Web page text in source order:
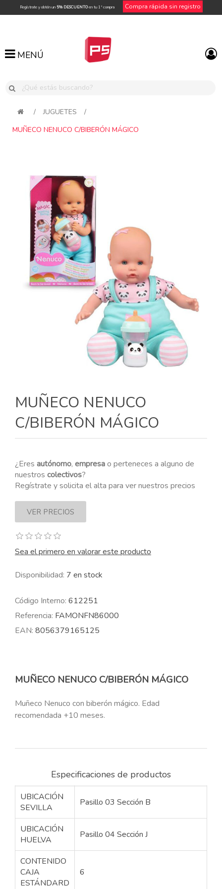
Regístrate y obtén un 5% DESCUENTOen tu 1ª compra Compra rápida sin registro
MENÚ
MENÚ
/ JUGUETES
/
MUÑECO NENUCO C/BIBERÓN MÁGICO
MUÑECO NENUCO
C/BIBERÓN MÁGICO
¿Eres autónomo, empresao perteneces a alguno de
nuestros colectivos?
Regístrate y solicita el alta para ver nuestros precios
Sea el primero en valorar este producto
Disponibilidad: 7 en stock
Código Interno: 612251
Referencia: FAMONFN86000
EAN: 8056379165125
MUÑECO NENUCO C/BIBERÓN MÁGICO
Muñeco Nenuco con biberón mágico. Edad
recomendada +10 meses.
Especificaciones de productos
UBICACIÓN
SEVILLA
Pasillo 03 Sección B
UBICACIÓN
HUELVA
Pasillo 04 Sección J
CONTENIDO
CAJA
ESTÁNDARD
6